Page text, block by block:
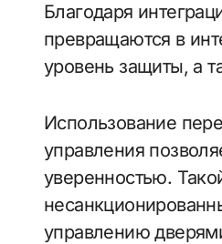
Благодаря
превращаются в
уровень защиты, а
Использование
управления
уверенностью.
управлению